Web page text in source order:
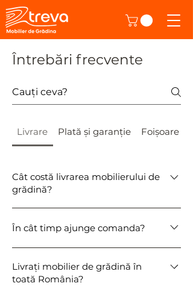
Întrebări frecvente
Livrare Plată și garanție Foișoare
Cât costă livrarea mobilierului de
grădină?
fiecărui produs și variază între 0 și 150
În cât timp ajunge comanda?
lucrătoare. Produsele realizate la comandă
au termen comunicat la confirmare.
Livrați mobilier de grădină în
toată România?